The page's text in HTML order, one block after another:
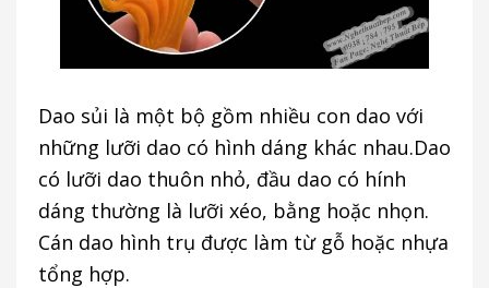
Dao sủi là một bộ gồm nhiều con dao với
những lưỡi dao có hình dáng khác nhau.Dao
có lưỡi dao thuôn nhỏ, đầu dao có hính
dáng thường là lưỡi xéo, bằng hoặc nhọn.
Cán dao hình trụ được làm từ gỗ hoặc nhựa
tổng hợp.